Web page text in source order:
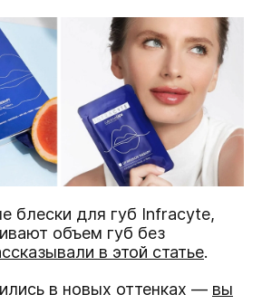
блески для губ Infracyte,
объем губ без
в этой статье.
в новых оттенках — вы